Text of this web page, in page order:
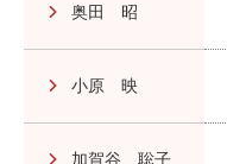
奥田 昭
小原 映
加賀谷 聡子